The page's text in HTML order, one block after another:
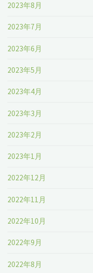
2023年8月
2023年7月
2023年6月
2023年5月
2023年4月
2023年3月
2023年2月
2023年1月
2022年12月
2022年11月
2022年10月
2022年9月
2022年8月